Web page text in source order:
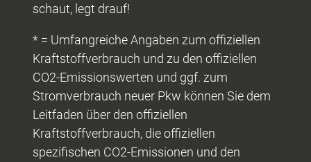
schaut, legt drauf!
* = Umfangreiche Angaben zum offiziellen
Kraftstoffverbrauch und zu den offiziellen
CO2-Emissionswerten und ggf. zum
Stromverbrauch neuer Pkw können Sie dem
Leitfaden über den offiziellen
Kraftstoffverbrauch, die offiziellen
spezifischen CO2-Emissionen und den